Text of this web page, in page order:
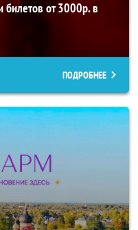
билетов от 3000р. в
ПОДРОБНЕЕ